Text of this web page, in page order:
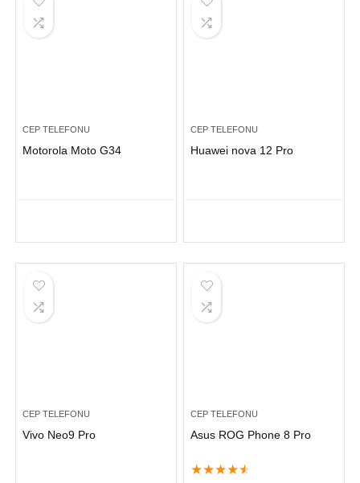
CEP TELEFONU
Motorola Moto G34
CEP TELEFONU
Huawei nova 12 Pro
CEP TELEFONU
Vivo Neo9 Pro
CEP TELEFONU
Asus ROG Phone 8 Pro
★★★★★